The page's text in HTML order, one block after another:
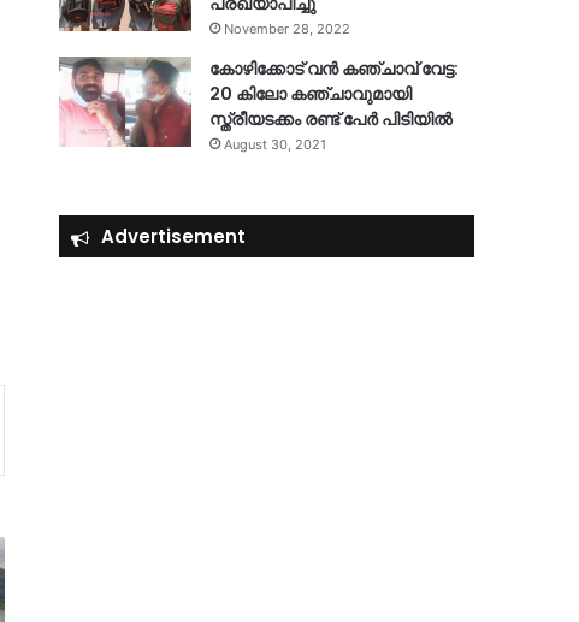
November 28, 2022
കോഴിക്കോട് വൻ കഞ്ചാവ് വേട്ട:
20 കിലോ കഞ്ചാവുമായി
സ്ത്രീയടക്കം രണ്ട് പേർ പിടിയിൽ
August 30, 2021
Advertisement